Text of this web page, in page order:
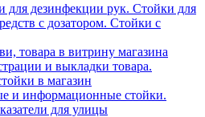
для дезинфекции рук. Стойки для
с дозатором. Стойки с
товара в витрину магазина
и выкладки товара.
в магазин
и информационные стойки.
для улицы